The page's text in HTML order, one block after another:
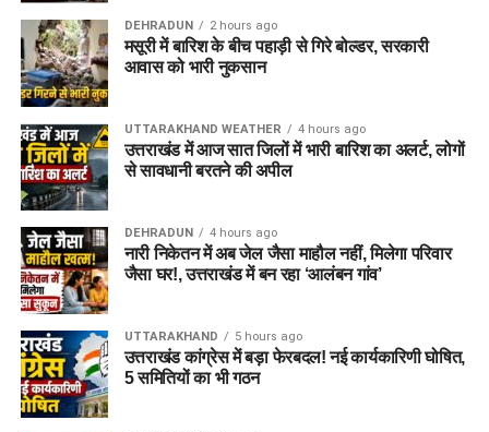
DEHRADUN 2 hours ago
मसूरी में बारिश के बीच पहाड़ी से गिरे बोल्डर, सरकारी
आवास को भारी नुकसान
UTTARAKHAND WEATHER 4 hours ago
उत्तराखंड में आज सात जिलों में भारी बारिश का अलर्ट, लोगों
से सावधानी बरतने की अपील
DEHRADUN 4 hours ago
नारी निकेतन में अब जेल जैसा माहौल नहीं, मिलेगा परिवार
जैसा घर!, उत्तराखंड में बन रहा ‘आलंबन गांव’
UTTARAKHAND 5 hours ago
उत्तराखंड कांग्रेस में बड़ा फेरबदल! नई कार्यकारिणी घोषित,
5 समितियों का भी गठन